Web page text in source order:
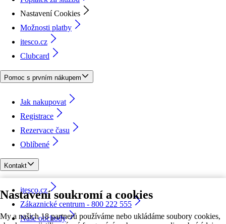
Nastavení soukromí a cookies
My a našich 18 partnerů používáme nebo ukládáme soubory cookies,
Nastavení Cookies
Možnosti platby
itesco.cz
Clubcard
Pomoc s prvním nákupem
Jak nakupovat
Registrace
Rezervace času
Oblíbené
Kontakt
itesco.cz
Zákaznické centrum - 800 222 555
Naše obchody